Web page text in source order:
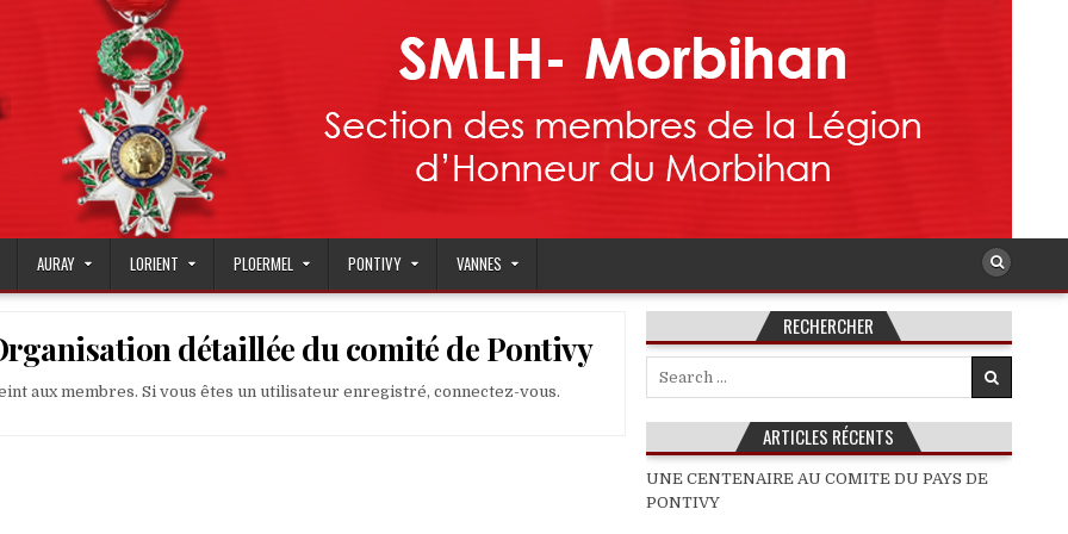
AURAY LORIENT PLOERMEL PONTIVY VANNES
détaillée du comité de Pontivy
aux membres. Si vous êtes un utilisateur enregistré, connectez-vous.
RECHERCHER
ARTICLES RÉCENTS
UNE CENTENAIRE AU COMITE DU PAYS DE
PONTIVY